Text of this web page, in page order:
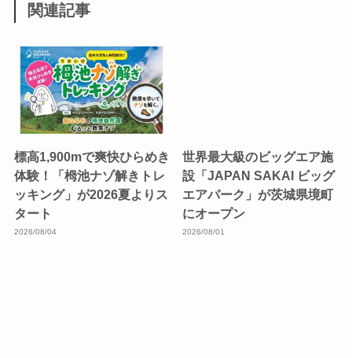
関連記事
標高1,900mで爽快ひらめき
体験！「栂池ナゾ解きトレ
ッキング」が2026夏よりス
タート
2026/08/04
世界最大級のビッグエア施
設「JAPAN SAKAI ビッグ
エアパーク」が茨城県境町
にオープン
2026/08/01